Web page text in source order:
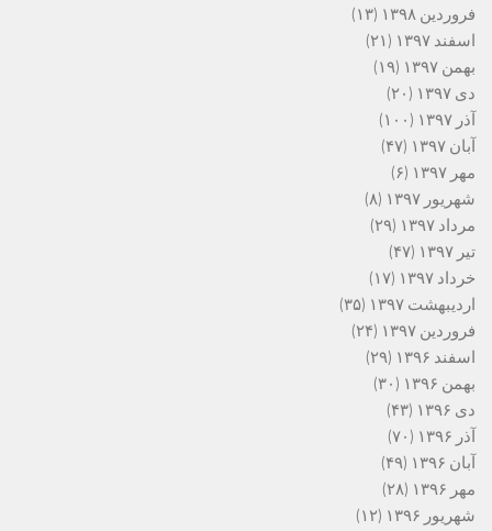
فروردین ۱۳۹۸
(۱۳)
اسفند ۱۳۹۷
(۲۱)
بهمن ۱۳۹۷
(۱۹)
دی ۱۳۹۷
(۲۰)
آذر ۱۳۹۷
(۱۰۰)
آبان ۱۳۹۷
(۴۷)
مهر ۱۳۹۷
(۶)
شهریور ۱۳۹۷
(۸)
مرداد ۱۳۹۷
(۲۹)
تیر ۱۳۹۷
(۴۷)
خرداد ۱۳۹۷
(۱۷)
اردیبهشت ۱۳۹۷
(۳۵)
فروردین ۱۳۹۷
(۲۴)
اسفند ۱۳۹۶
(۲۹)
بهمن ۱۳۹۶
(۳۰)
دی ۱۳۹۶
(۴۳)
آذر ۱۳۹۶
(۷۰)
آبان ۱۳۹۶
(۴۹)
مهر ۱۳۹۶
(۲۸)
شهریور ۱۳۹۶
(۱۲)